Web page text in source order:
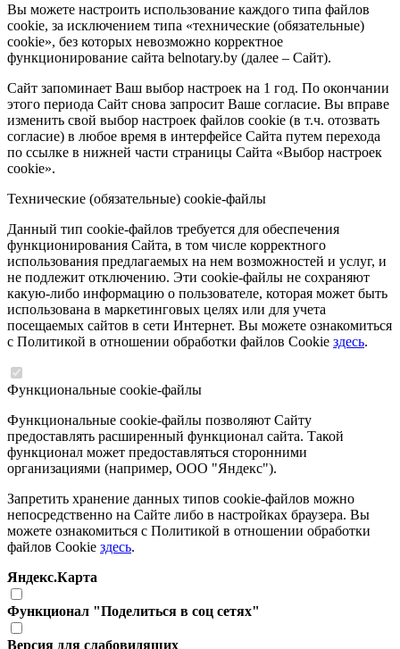
Вы можете настроить использование каждого типа файлов
cookie, за исключением типа «технические (обязательные)
cookie», без которых невозможно корректное
функционирование сайта belnotary.by (далее – Сайт).
Сайт запоминает Ваш выбор настроек на 1 год. По окончании
этого периода Сайт снова запросит Ваше согласие. Вы вправе
изменить свой выбор настроек файлов cookie (в т.ч. отозвать
согласие) в любое время в интерфейсе Сайта путем перехода
по ссылке в нижней части страницы Сайта «Выбор настроек
cookie».
Технические (обязательные) cookie-файлы
Данный тип cookie-файлов требуется для обеспечения
функционирования Сайта, в том числе корректного
использования предлагаемых на нем возможностей и услуг, и
не подлежит отключению. Эти cookie-файлы не сохраняют
какую-либо информацию о пользователе, которая может быть
использована в маркетинговых целях или для учета
посещаемых сайтов в сети Интернет. Вы можете ознакомиться
с Политикой в отношении обработки файлов Cookie здесь.
Функциональные cookie-файлы
Функциональные cookie-файлы позволяют Сайту
предоставлять расширенный функционал сайта. Такой
функционал может предоставляться сторонними
организациями (например, ООО "Яндекс").
Запретить хранение данных типов cookie-файлов можно
непосредственно на Сайте либо в настройках браузера. Вы
можете ознакомиться с Политикой в отношении обработки
файлов Cookie здесь.
Яндекс.Карта
Функционал "Поделиться в соц сетях"
Версия для слабовидящих